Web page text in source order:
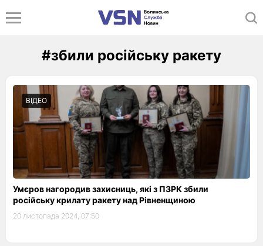
#збили російську ракету
ВІДЕО
Умєров нагородив захисниць, які з ПЗРК збили
російську крилату ракету над Рівненщиною
20 листопада 2024, 07:50